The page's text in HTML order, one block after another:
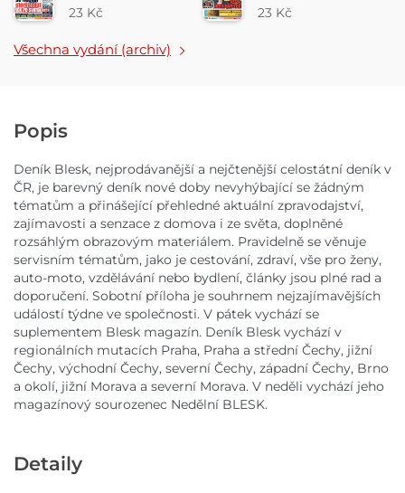
23 Kč 23 Kč
Všechna vydání (archiv)
Popis
Deník Blesk, nejprodávanější a nejčtenější celostátní deník v
ČR, je barevný deník nové doby nevyhýbající se žádným
tématům a přinášející přehledné aktuální zpravodajství,
zajímavosti a senzace z domova i ze světa, doplněné
rozsáhlým obrazovým materiálem. Pravidelně se věnuje
servisním tématům, jako je cestování, zdraví, vše pro ženy,
auto-moto, vzdělávání nebo bydlení, články jsou plné rad a
doporučení. Sobotní příloha je souhrnem nejzajímavějších
událostí týdne ve společnosti. V pátek vychází se
suplementem Blesk magazín. Deník Blesk vychází v
regionálních mutacích Praha, Praha a střední Čechy, jižní
Čechy, východní Čechy, severní Čechy, západní Čechy, Brno
a okolí, jižní Morava a severní Morava. V neděli vychází jeho
magazínový sourozenec Nedělní BLESK.
Detaily